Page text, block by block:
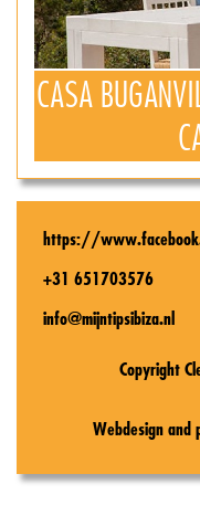
CASA
https://
+31 651703576
info@mijntipsibiza.nl
Copyright
Webdesign and